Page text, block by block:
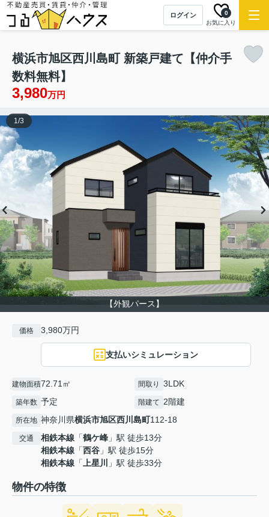
ログイン
お気に入り
0
NEW
横浜市旭区西川島町 新築戸建て【仲介手
数料無料】
3,980万円
【外観パース】
1/3
価格 3,980万円
支払いシミュレーション
建物面積72.71㎡ 間取り 3LDK
築年数 予定 階建て 2階建
所在地 神奈川県横浜市旭区西川島町112-18
交通 相鉄本線 「鶴ケ峰 」駅 徒歩13分
相鉄本線 「西谷 」駅 徒歩15分
相鉄本線 「上星川 」駅 徒歩33分
物件の特徴